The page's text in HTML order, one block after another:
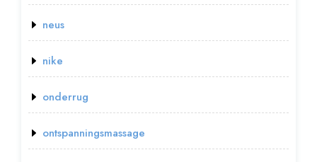
neus
nike
onderrug
ontspanningsmassage